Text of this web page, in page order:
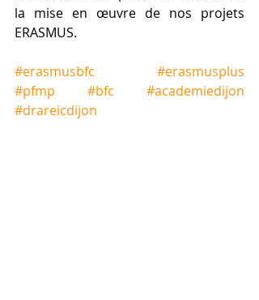
la mise en œuvre de nos projets
ERASMUS.
#erasmusbfc
#erasmusplus
#pfmp
#bfc
#academiedijon
#drareicdijon